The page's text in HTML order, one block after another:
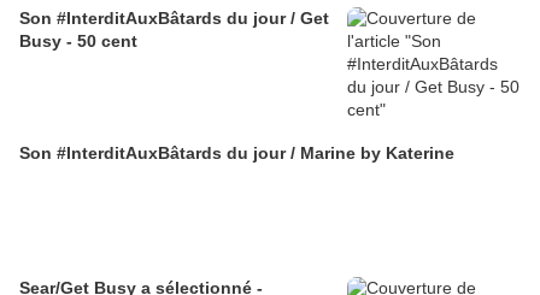
Son #InterditAuxBâtards du jour / Get
Busy - 50 cent
Son #InterditAuxBâtards du jour / Marine by Katerine
Sear/Get Busy a sélectionné -